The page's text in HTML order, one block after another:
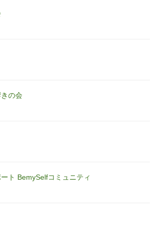
の会
ト BemySelfコミュニティ